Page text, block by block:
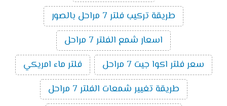
طريقة تركيب فلتر 7 مراحل بالصور
اسعار شمع الفلتر 7 مراحل
سعر فلتر اكوا جيت 7 مراحل
فلتر ماء امريكي
طريقة تغيير شمعات الفلتر 7 مراحل